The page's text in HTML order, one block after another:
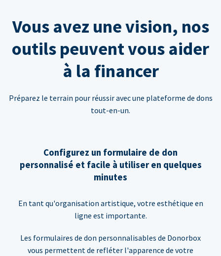
Vous avez une vision, nos
outils peuvent vous aider
à la financer
Préparez le terrain pour réussir avec une plateforme de dons
tout-en-un.
Configurez un formulaire de don
personnalisé et facile à utiliser en quelques
minutes
En tant qu'organisation artistique, votre esthétique en
ligne est importante.
Les formulaires de don personnalisables de Donorbox
vous permettent de refléter l'apparence de votre